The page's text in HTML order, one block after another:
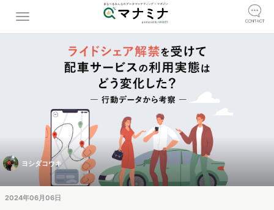
ヨシダコウキ
2024年06月06日